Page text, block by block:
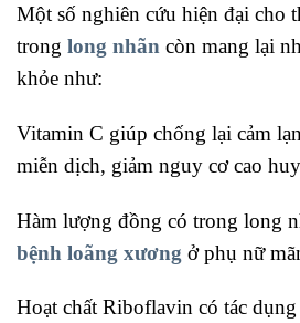
Một số nghiên cứu hiện đại cho
trong long nhãn còn mang lại
khỏe như:
Vitamin C giúp chống lại cảm
miễn dịch, giảm nguy cơ cao
Hàm lượng đồng có trong long
bệnh loãng xương ở phụ nữ
Hoạt chất Riboflavin có tác